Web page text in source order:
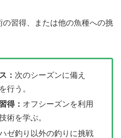
習得、または他の魚種への挑
： 次のシーズンに備え
行う。
得： オフシーズンを利用
術を学ぶ。
ゼ釣り以外の釣りに挑戦